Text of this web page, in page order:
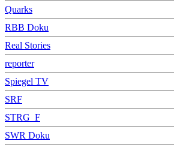
Quarks
RBB Doku
Real Stories
reporter
Spiegel TV
SRF
STRG_F
SWR Doku